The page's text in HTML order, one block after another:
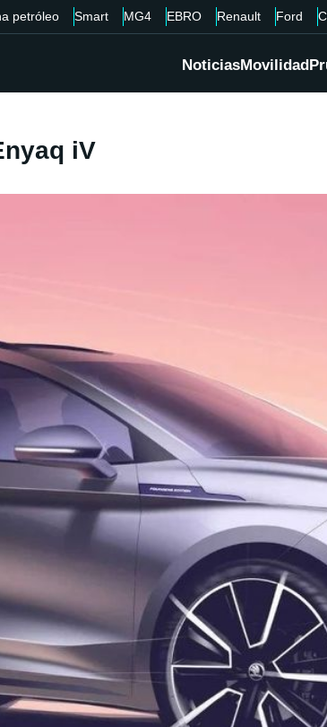
petróleo Smart MG4 EBRO Renault Ford
NoticiasMovilidad
iV